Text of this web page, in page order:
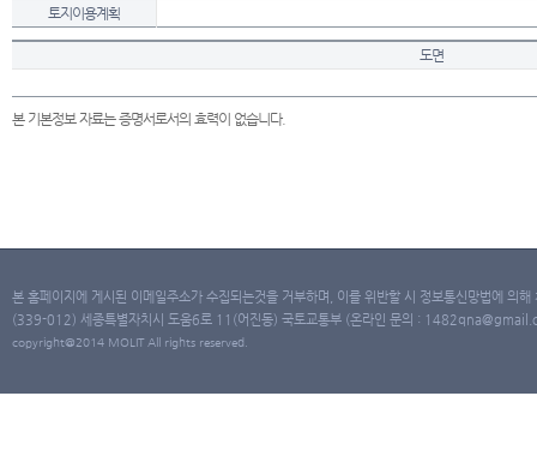
토지이용계획
도면
본 기본정보 자료는 증명서로서의 효력이 없습니다.
본 홈페이지에 게시된 이메일주소가 수집되는것을 거부하며, 이를 위반할 시 정보통신망법에 의
(339-012) 세종특별자치시 도움6로 11(어진동) 국토교통부 (온라인 문의 :
copyright@2014 MOLIT All rights reserved.